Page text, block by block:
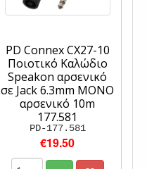
PD Connex CX27-10
Ποιοτικό Καλώδιο
Speakon αρσενικό
σε Jack 6.3mm MONO
αρσενικό 10m
177.581
PD-177.581
€19.50